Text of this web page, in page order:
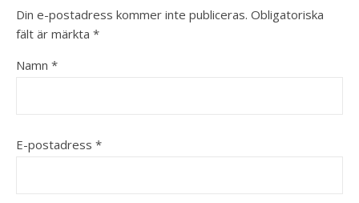
Din e-postadress kommer inte publiceras. Obligatoriska
fält är märkta *
Namn *
E-postadress *